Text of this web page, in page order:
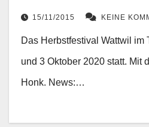
15/11/2015 KEINE
Das Herbstfestival Wattwil im
und 3 Oktober 2020 statt. Mit
Honk. News:…